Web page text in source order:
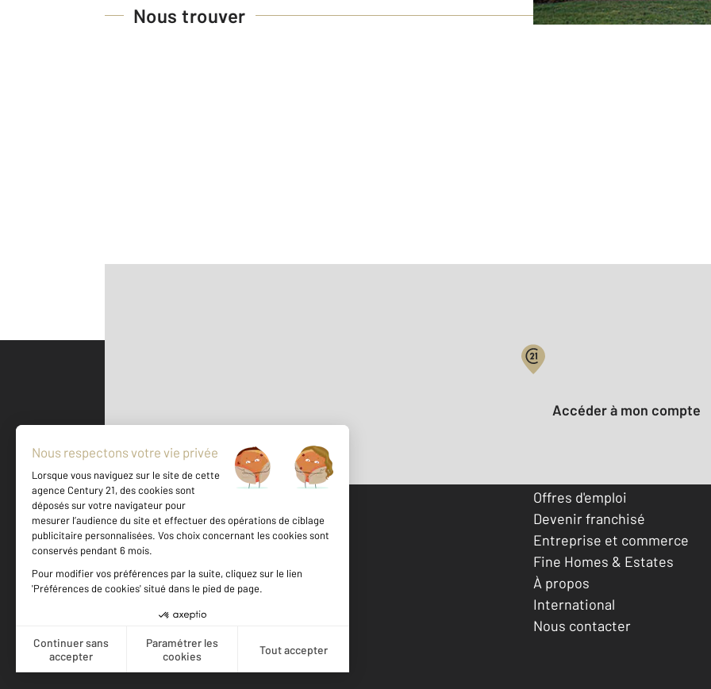
Nous trouver
500 m ©Mappy
Votre compte :
Accéder à mon compte
Votre agence est notée
Achat
Offres d'emploi
Devenir franchisé
Entreprise et commerce
Fine Homes & Estates
À propos
International
Nous contacter